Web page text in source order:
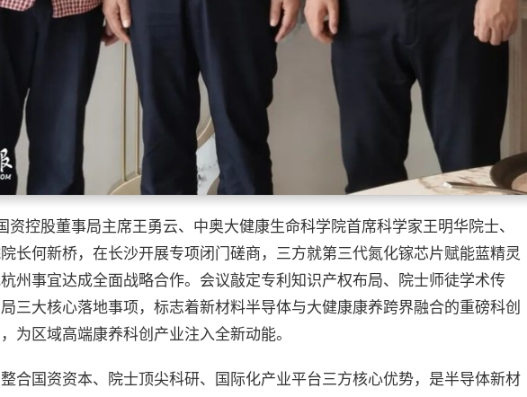
资控股董事局主席王勇云、中奥大健康生命科学院首席科学家王明华院士、
长何新桥，在长沙开展专项闭门磋商，三方就第三代氮化镓芯片赋能蓝精灵
州事宜达成全面战略合作。会议敲定专利知识产权布局、院士师徒学术传
三大核心落地事项，标志着新材料半导体与大健康康养跨界融合的重磅科创
为区域高端康养科创产业注入全新动能。
合国资资本、院士顶尖科研、国际化产业平台三方核心优势，是半导体新材